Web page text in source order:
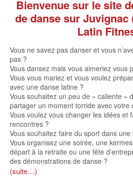
Bienvenue sur le site
de danse sur Juvignac
Latin
Vous ne savez pas danser et vous
pas ?
Vous dansez mais vous aimeriez vous
Vous vous mariez et vous voulez
avec une danse latine ?
Vous souhaitez un peu de « caliente »
partager un moment torride avec votre
Vous voulez vous changer les idées et
rencontres ?
Vous souhaitez faire du sport dans
Vous organisez une soirée, une
départ à la retraite ou une fête
des démonstrations de danse ?
(suite…)